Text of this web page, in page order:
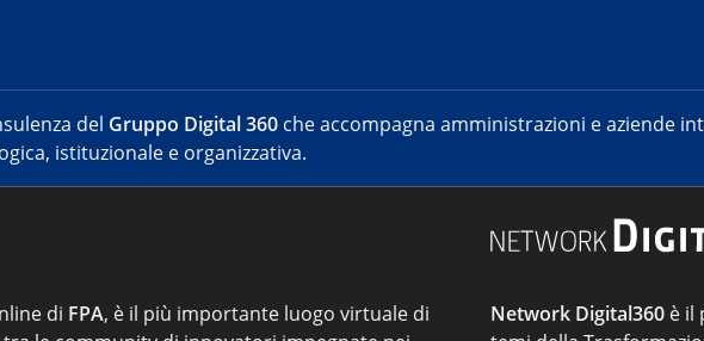
del Gruppo Digital 360 che accompagna amministrazioni e aziende
istituzionale e organizzativa.
di FPA, è il più importante luogo virtuale di
Network Digital360 è il